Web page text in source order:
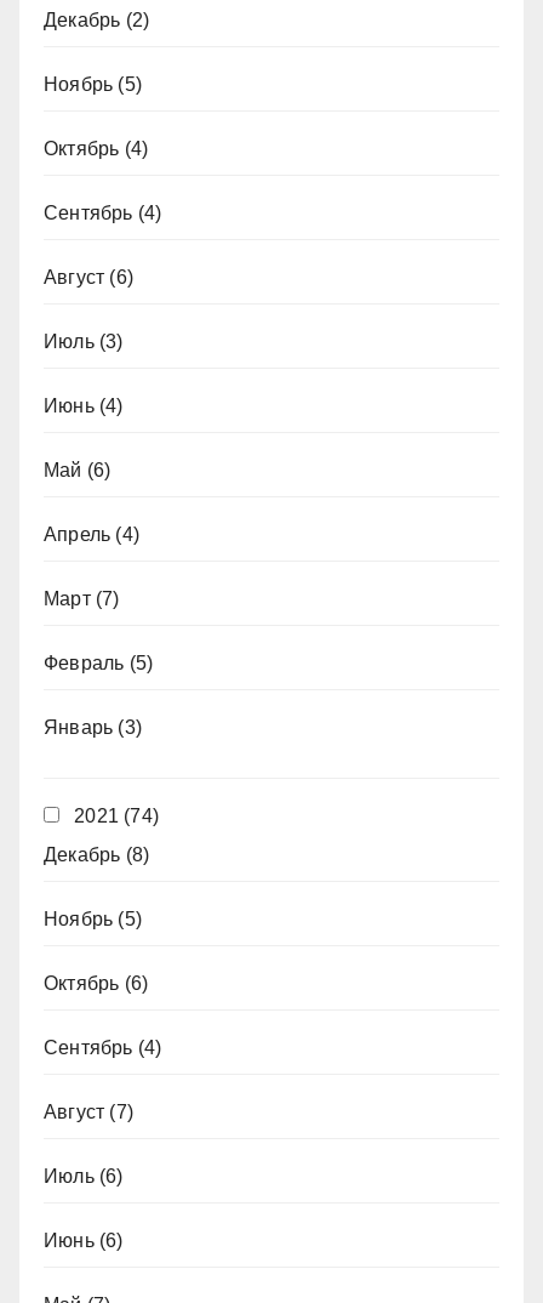
Декабрь (2)
Ноябрь (5)
Октябрь (4)
Сентябрь (4)
Август (6)
Июль(3)
Июнь(4)
Май (6)
Апрель (4)
Март(7)
Февраль (5)
Январь (3)
2021 (74)
Декабрь (8)
Ноябрь (5)
Октябрь (6)
Сентябрь (4)
Август (7)
Июль(6)
Июнь(6)